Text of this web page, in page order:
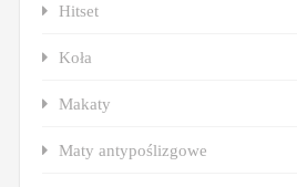
Hitset
Koła
Makaty
Maty antypoślizgowe